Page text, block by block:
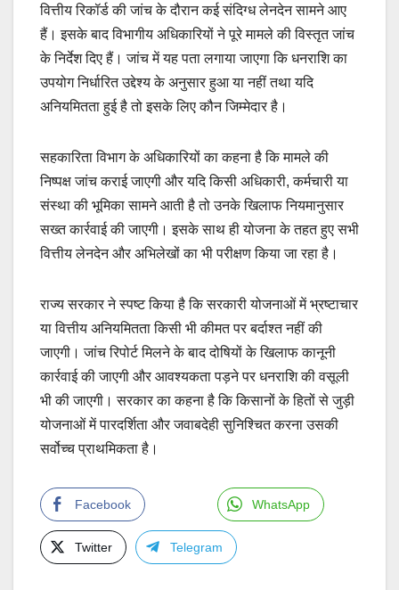
वित्तीय रिकॉर्ड की जांच के दौरान कई संदिग्ध लेनदेन सामने आए
हैं। इसके बाद विभागीय अधिकारियों ने पूरे मामले की विस्तृत जांच
के निर्देश दिए हैं। जांच में यह पता लगाया जाएगा कि धनराशि का
उपयोग निर्धारित उद्देश्य के अनुसार हुआ या नहीं तथा यदि
अनियमितता हुई है तो इसके लिए कौन जिम्मेदार है।
सहकारिता विभाग के अधिकारियों का कहना है कि मामले की
निष्पक्ष जांच कराई जाएगी और यदि किसी अधिकारी, कर्मचारी या
संस्था की भूमिका सामने आती है तो उनके खिलाफ नियमानुसार
सख्त कार्रवाई की जाएगी। इसके साथ ही योजना के तहत हुए सभी
वित्तीय लेनदेन और अभिलेखों का भी परीक्षण किया जा रहा है।
राज्य सरकार ने स्पष्ट किया है कि सरकारी योजनाओं में भ्रष्टाचार
या वित्तीय अनियमितता किसी भी कीमत पर बर्दाश्त नहीं की
जाएगी। जांच रिपोर्ट मिलने के बाद दोषियों के खिलाफ कानूनी
कार्रवाई की जाएगी और आवश्यकता पड़ने पर धनराशि की वसूली
भी की जाएगी। सरकार का कहना है कि किसानों के हितों से जुड़ी
योजनाओं में पारदर्शिता और जवाबदेही सुनिश्चित करना उसकी
सर्वोच्च प्राथमिकता है।
Facebook WhatsApp
Twitter Telegram